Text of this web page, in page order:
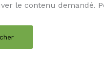
le contenu demandé.